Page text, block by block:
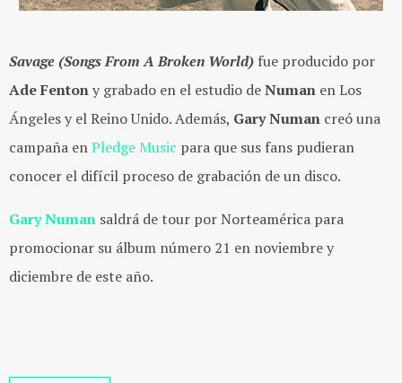
Savage (Songs From A Broken World) fue producido por
Ade Fentony grabado en el estudio deNuman en Los
Ángeles y el Reino Unido. Además, Gary Numan creó una
campaña enPledge Music para que sus fans pudieran
conocer el difícil proceso de grabación de un disco.
Gary Numan saldrá de tour por Norteamérica para
promocionar su álbum número 21 en noviembre y
diciembre de este año.